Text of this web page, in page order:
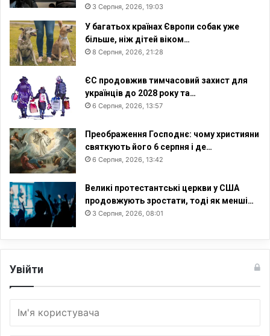
3 Серпня, 2026, 19:03
У багатьох країнах Європи собак уже
більше, ніж дітей віком…
8 Серпня, 2026, 21:28
ЄС продовжив тимчасовий захист для
українців до 2028 року та…
6 Серпня, 2026, 13:57
Преображення Господнє: чому християни
святкують його 6 серпня і де…
6 Серпня, 2026, 13:42
Великі протестантські церкви у США
продовжують зростати, тоді як менші…
3 Серпня, 2026, 08:01
Увійти